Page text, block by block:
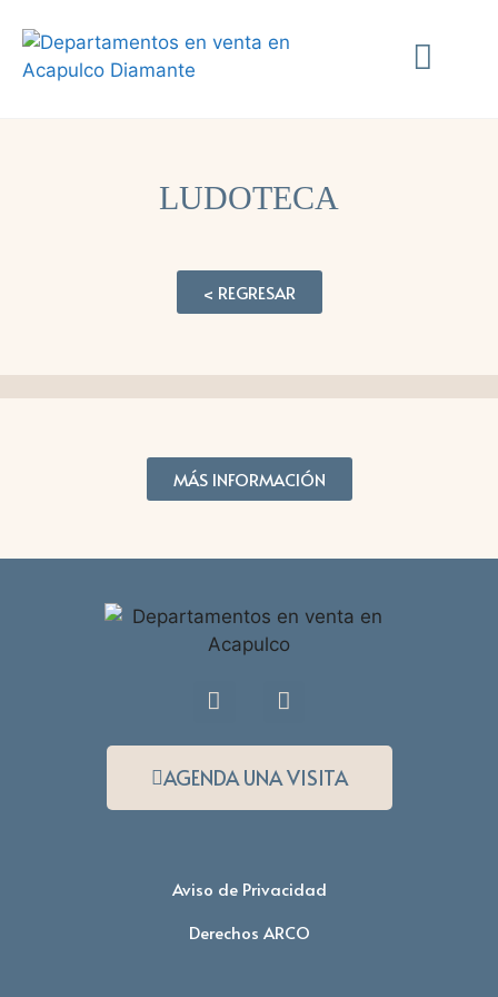
LUDOTECA
< REGRESAR
MÁS INFORMACIÓN
AGENDA UNA VISITA
Aviso de Privacidad
Derechos ARCO